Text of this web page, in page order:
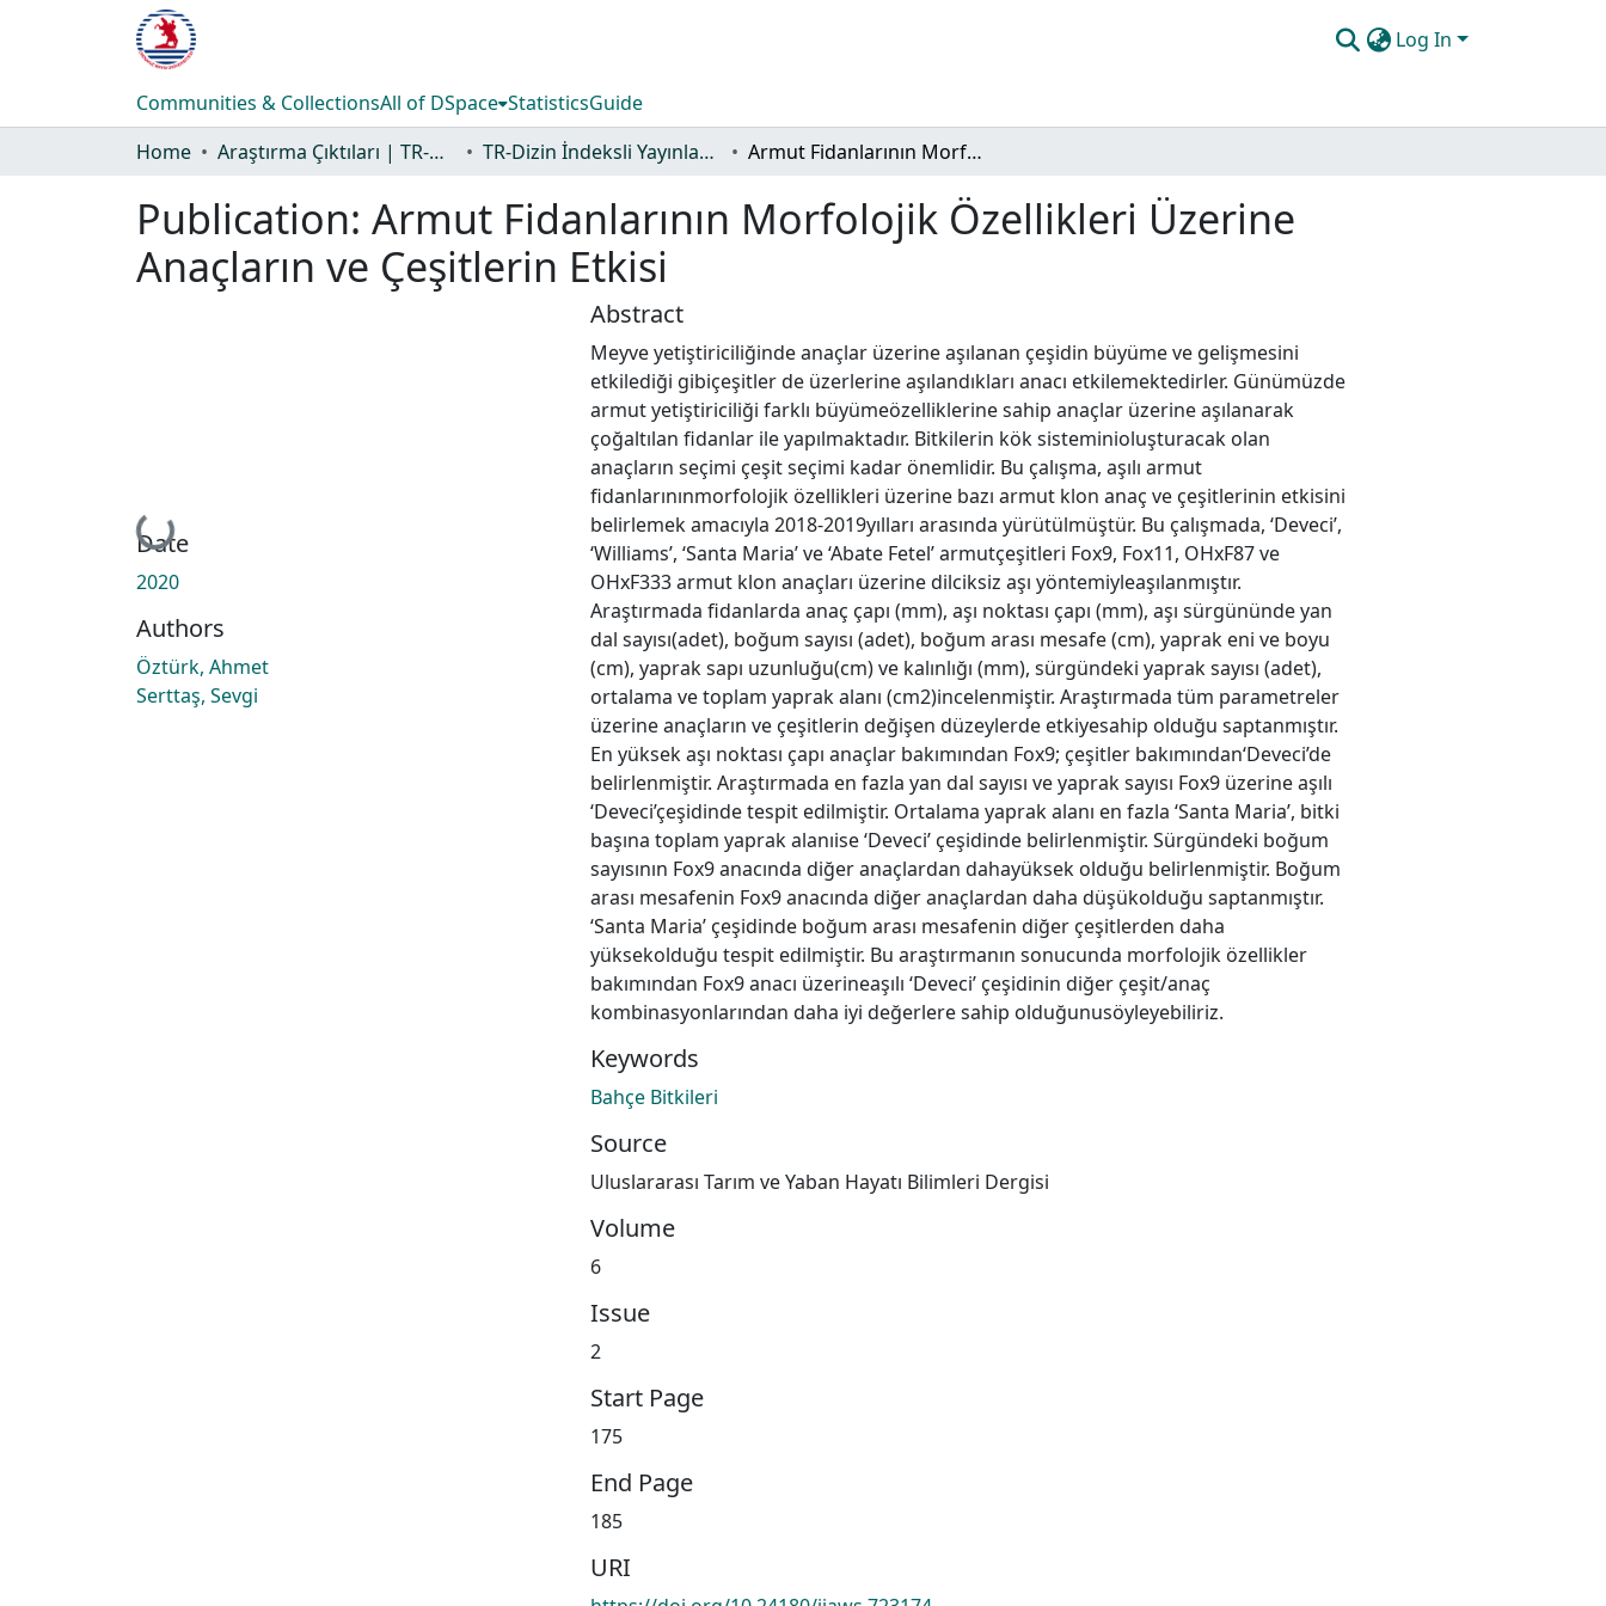
Log In
Communities & CollectionsAll of DSpace StatisticsGuide
Home
Araştırma Çıktıları | TR-Dizin | WoS | Scopus | PubMed TR-Dizin İndeksli Yayınlar Koleksiyonu Armut Fidanlarının Morfolojik Özellikleri Üzerine Anaçların ve Çeşitlerin Etkisi
Publication: Armut Fidanlarının Morfolojik Özellikleri Üzerine
Anaçların ve Çeşitlerin Etkisi
Loading...
Date
2020
Authors
Öztürk, Ahmet
Serttaş, Sevgi
Abstract
Meyve yetiştiriciliğinde anaçlar üzerine aşılanan çeşidin büyüme ve gelişmesini
etkilediği gibiçeşitler de üzerlerine aşılandıkları anacı etkilemektedirler. Günümüzde
armut yetiştiriciliği farklı büyümeözelliklerine sahip anaçlar üzerine aşılanarak
çoğaltılan fidanlar ile yapılmaktadır. Bitkilerin kök sisteminioluşturacak olan
anaçların seçimi çeşit seçimi kadar önemlidir. Bu çalışma, aşılı armut
fidanlarınınmorfolojik özellikleri üzerine bazı armut klon anaç ve çeşitlerinin etkisini
belirlemek amacıyla 2018-2019yılları arasında yürütülmüştür. Bu çalışmada, ‘Deveci’,
‘Williams’, ‘Santa Maria’ ve ‘Abate Fetel’ armutçeşitleri Fox9, Fox11, OHxF87 ve
OHxF333 armut klon anaçları üzerine dilciksiz aşı yöntemiyleaşılanmıştır.
Araştırmada fidanlarda anaç çapı (mm), aşı noktası çapı (mm), aşı sürgününde yan
dal sayısı(adet), boğum sayısı (adet), boğum arası mesafe (cm), yaprak eni ve boyu
(cm), yaprak sapı uzunluğu(cm) ve kalınlığı (mm), sürgündeki yaprak sayısı (adet),
ortalama ve toplam yaprak alanı (cm2)incelenmiştir. Araştırmada tüm parametreler
üzerine anaçların ve çeşitlerin değişen düzeylerde etkiyesahip olduğu saptanmıştır.
En yüksek aşı noktası çapı anaçlar bakımından Fox9; çeşitler bakımından‘Deveci’de
belirlenmiştir. Araştırmada en fazla yan dal sayısı ve yaprak sayısı Fox9 üzerine aşılı
‘Deveci’çeşidinde tespit edilmiştir. Ortalama yaprak alanı en fazla ‘Santa Maria’, bitki
başına toplam yaprak alanıise ‘Deveci’ çeşidinde belirlenmiştir. Sürgündeki boğum
sayısının Fox9 anacında diğer anaçlardan dahayüksek olduğu belirlenmiştir. Boğum
arası mesafenin Fox9 anacında diğer anaçlardan daha düşükolduğu saptanmıştır.
‘Santa Maria’ çeşidinde boğum arası mesafenin diğer çeşitlerden daha
yüksekolduğu tespit edilmiştir. Bu araştırmanın sonucunda morfolojik özellikler
bakımından Fox9 anacı üzerineaşılı ‘Deveci’ çeşidinin diğer çeşit/anaç
kombinasyonlarından daha iyi değerlere sahip olduğunusöyleyebiliriz.
Keywords
Bahçe Bitkileri
Source
Uluslararası Tarım ve Yaban Hayatı Bilimleri Dergisi
Volume
6
Issue
2
Start Page
175
End Page
185
URI